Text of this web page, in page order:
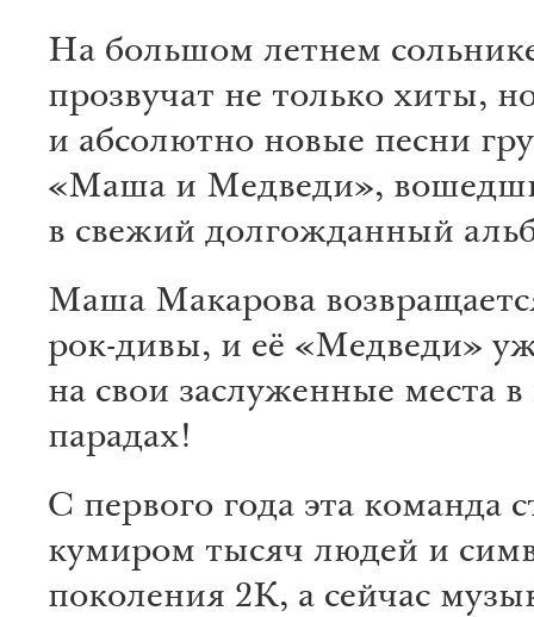
На большом летнем
прозвучат не только хиты,
и абсолютно новые песни
«Маша и Медведи»,
в свежий долгожданный
Маша Макарова
рок-дивы, и её «Медведи»
на свои заслуженные места в
парадах!
С первого года эта команда
кумиром тысяч людей и
поколения 2К, а сейчас